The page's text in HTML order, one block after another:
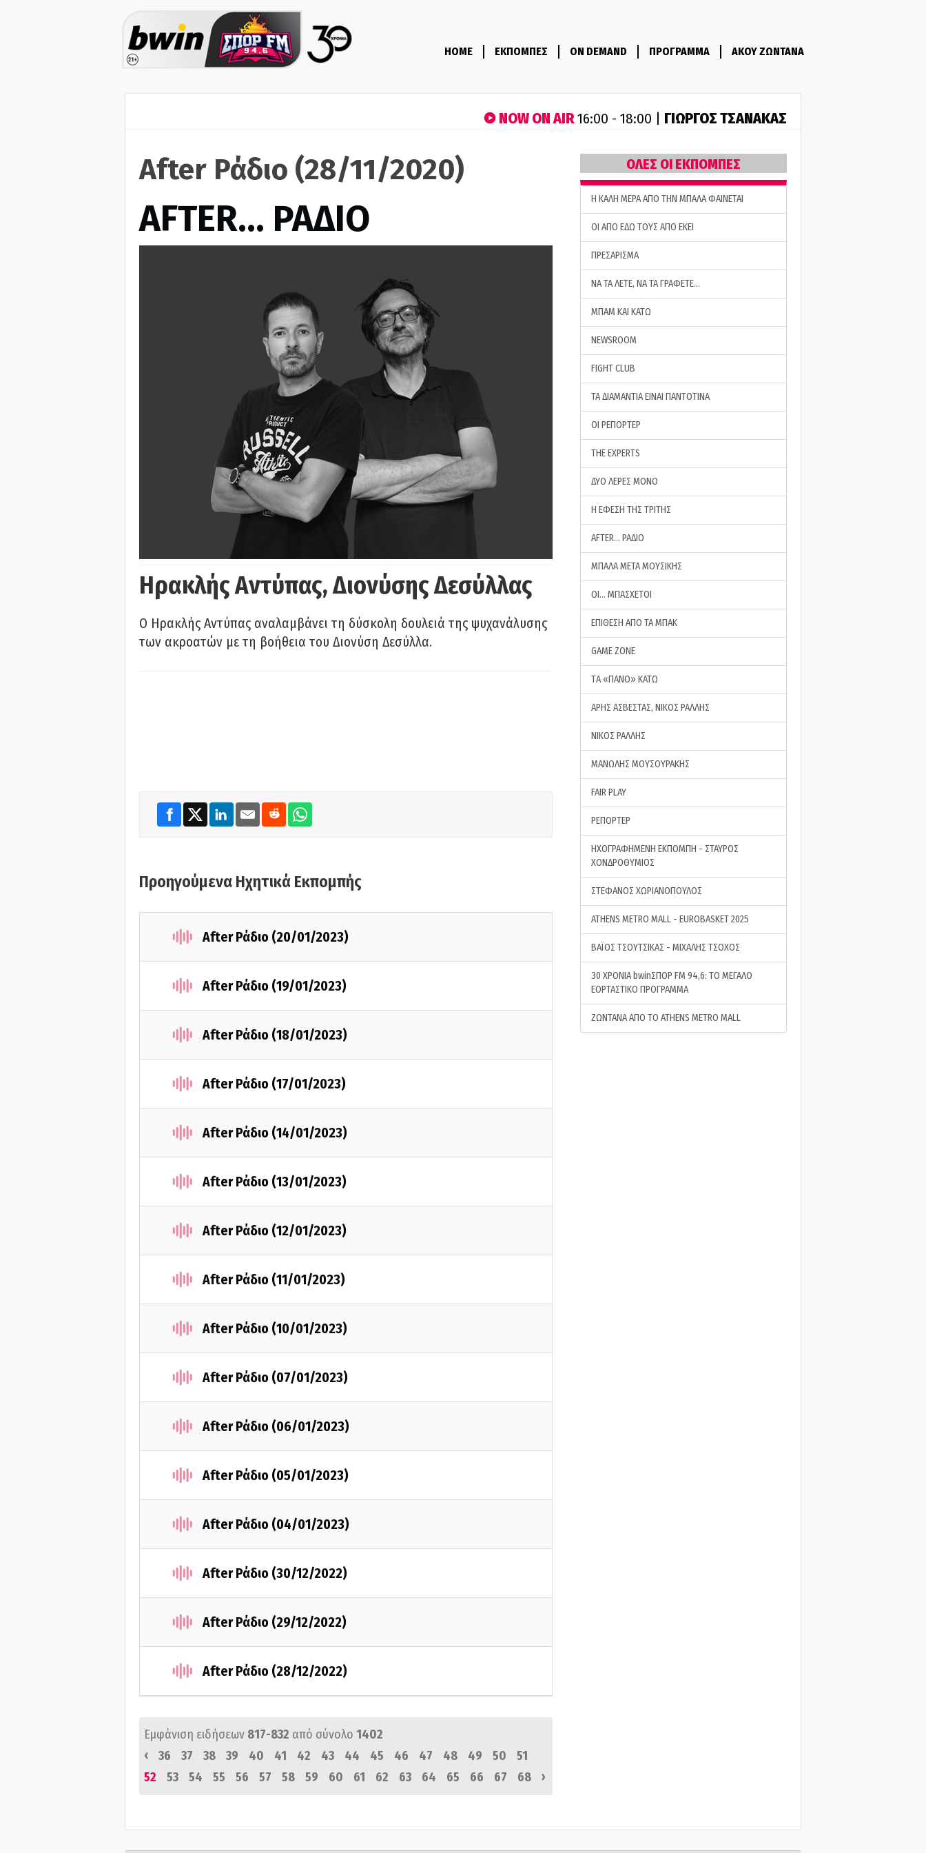
HOME ΕΚΠΟΜΠΕΣ ON DEMAND ΠΡΟΓΡΑΜΜΑ ΑΚΟΥ ΖΩΝΤΑΝΑ
NOW ON AIR16:00 - 18:00 | ΓΙΩΡΓΟΣ ΤΣΑΝΑΚΑΣ
After Ράδιο (28/11/2020)
AFTER… ΡΑΔΙΟ
Ηρακλής Αντύπας, Διονύσης Δεσύλλας
Ο Ηρακλής Αντύπας αναλαμβάνει τη δύσκολη δουλειά της ψυχανάλυσης
των ακροατών με τη βοήθεια του Διονύση Δεσύλλα.
Προηγούμενα Ηχητικά Εκπομπής
After Ράδιο (20/01/2023)
After Ράδιο (19/01/2023)
After Ράδιο (18/01/2023)
After Ράδιο (17/01/2023)
After Ράδιο (14/01/2023)
After Ράδιο (13/01/2023)
After Ράδιο (12/01/2023)
After Ράδιο (11/01/2023)
After Ράδιο (10/01/2023)
After Ράδιο (07/01/2023)
After Ράδιο (06/01/2023)
After Ράδιο (05/01/2023)
After Ράδιο (04/01/2023)
After Ράδιο (30/12/2022)
After Ράδιο (29/12/2022)
After Ράδιο (28/12/2022)
Εμφάνιση ειδήσεων 817-832 από σύνολο 1402
‹
36 37 38 39 40 41 42 43 44 45 46 47 48 49 50
51
52
53 54 55 56 57 58 59 60 61 62 63 64 65 66 67 68 ›
ΟΛΕΣ ΟΙ ΕΚΠΟΜΠΕΣ
H ΚΑΛΗ ΜΕΡΑ ΑΠΟ ΤΗΝ ΜΠΑΛΑ ΦΑΙΝΕΤΑΙ
ΟΙ ΑΠΟ ΕΔΩ ΤΟΥΣ ΑΠΟ ΕΚΕΙ
ΠΡΕΣΑΡΙΣΜΑ
ΝΑ ΤΑ ΛΕΤΕ, ΝΑ ΤΑ ΓΡΑΦΕΤΕ…
ΜΠΑΜ ΚΑΙ ΚΑΤΩ
NEWSROOM
FIGHT CLUB
ΤΑ ΔΙΑΜΑΝΤΙΑ ΕΙΝΑΙ ΠΑΝΤΟΤΙΝΑ
ΟΙ ΡΕΠΟΡΤΕΡ
THE EXPERTS
ΔΥΟ ΛΕΡΕΣ ΜΟΝΟ
Η ΕΦΕΣΗ ΤΗΣ ΤΡΙΤΗΣ
AFTER… ΡΑΔΙΟ
ΜΠΑΛΑ ΜΕΤΑ ΜΟΥΣΙΚΗΣ
ΟΙ… ΜΠΑΣΧΕΤΟΙ
ΕΠΙΘΕΣΗ ΑΠΟ ΤΑ ΜΠΑΚ
GAME ZONE
ΤA «ΠΑΝΟ» ΚΑΤΩ
ΑΡΗΣ ΑΣΒΕΣΤΑΣ, ΝΙΚΟΣ ΡΑΛΛΗΣ
ΝΙΚΟΣ ΡΑΛΛΗΣ
ΜΑΝΩΛΗΣ ΜΟΥΣΟΥΡΑΚΗΣ
FAIR PLAY
ΡΕΠΟΡΤΕΡ
ΗΧΟΓΡΑΦΗΜΕΝΗ ΕΚΠΟΜΠΗ - ΣΤΑΥΡΟΣ
ΧΟΝΔΡΟΘΥΜΙΟΣ
ΣΤΕΦΑΝΟΣ ΧΩΡΙΑΝΟΠΟΥΛΟΣ
ATHENS METRO MALL - EUROBASKET 2025
ΒΑΪΟΣ ΤΣΟΥΤΣΙΚΑΣ - ΜΙΧΑΛΗΣ ΤΣΟΧΟΣ
30 ΧΡΟΝΙΑ bwinΣΠΟΡ FM 94,6: ΤΟ ΜΕΓΑΛΟ
ΕΟΡΤΑΣΤΙΚΟ ΠΡΟΓΡΑΜΜΑ
ΖΩΝΤΑΝΑ ΑΠΟ ΤΟ ATHENS METRO MALL